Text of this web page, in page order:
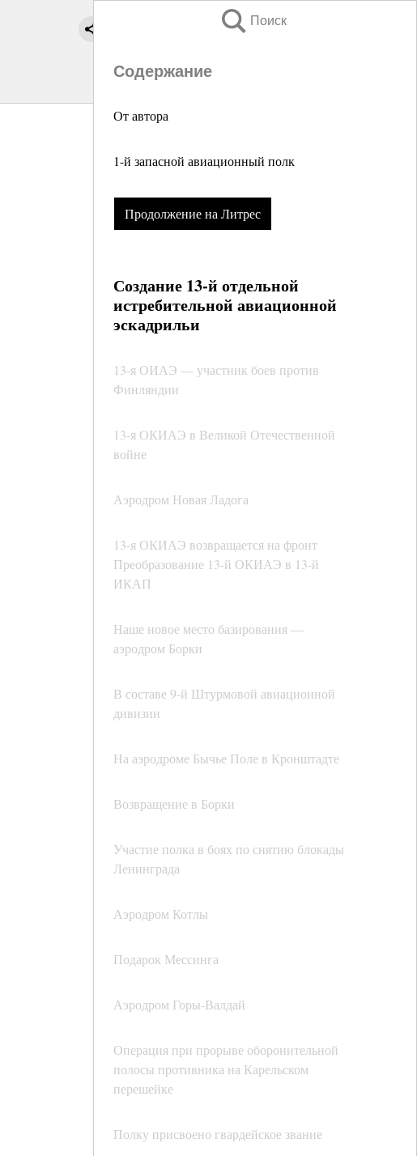
Поиск
Содержание
От автора
1-й запасной авиационный полк
Продолжение на Литрес
Создание 13-й отдельной
истребительной авиационной
эскадрильи
13-я ОИАЭ — участник боев против
Финляндии
13-я ОКИАЭ в Великой Отечественной
войне
Аэродром Новая Ладога
13-я ОКИАЭ возвращается на фронт
Преобразование 13-й ОКИАЭ в 13-й
ИКАП
Наше новое место базирования —
аэродром Борки
В составе 9-й Штурмовой авиационной
дивизии
На аэродроме Бычье Поле в Кронштадте
Возвращение в Борки
Участие полка в боях по снятию блокады
Ленинграда
Аэродром Котлы
Подарок Мессинга
Аэродром Горы-Валдай
Операция при прорыве оборонительной
полосы противника на Карельском
перешейке
Полку присвоено гвардейское звание